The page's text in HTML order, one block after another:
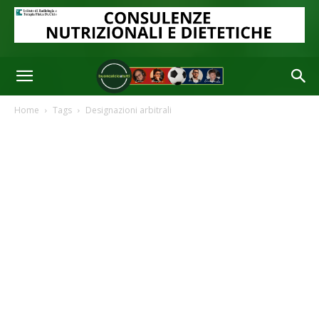
Home Tags Designazioni arbitrali